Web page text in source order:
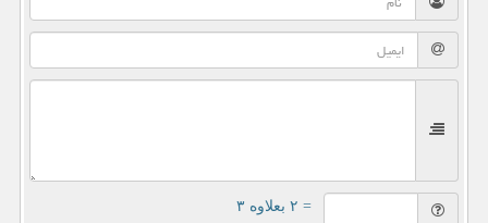
= ۲ بعلاوه ۳